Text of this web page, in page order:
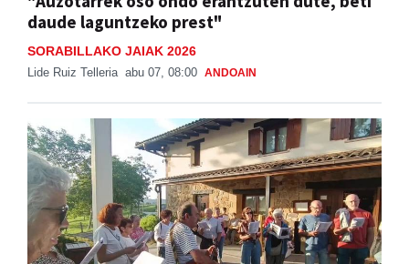
daude laguntzeko prest"
SORABILLAKO JAIAK 2026
Lide Ruiz Telleria abu 07, 08:00 ANDOAIN